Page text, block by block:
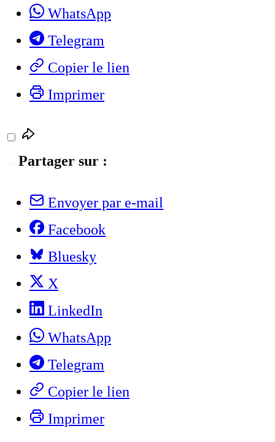
WhatsApp
Telegram
Copier le lien
Imprimer
Partager sur :
Envoyer par e-mail
Facebook
Bluesky
X
LinkedIn
WhatsApp
Telegram
Copier le lien
Imprimer